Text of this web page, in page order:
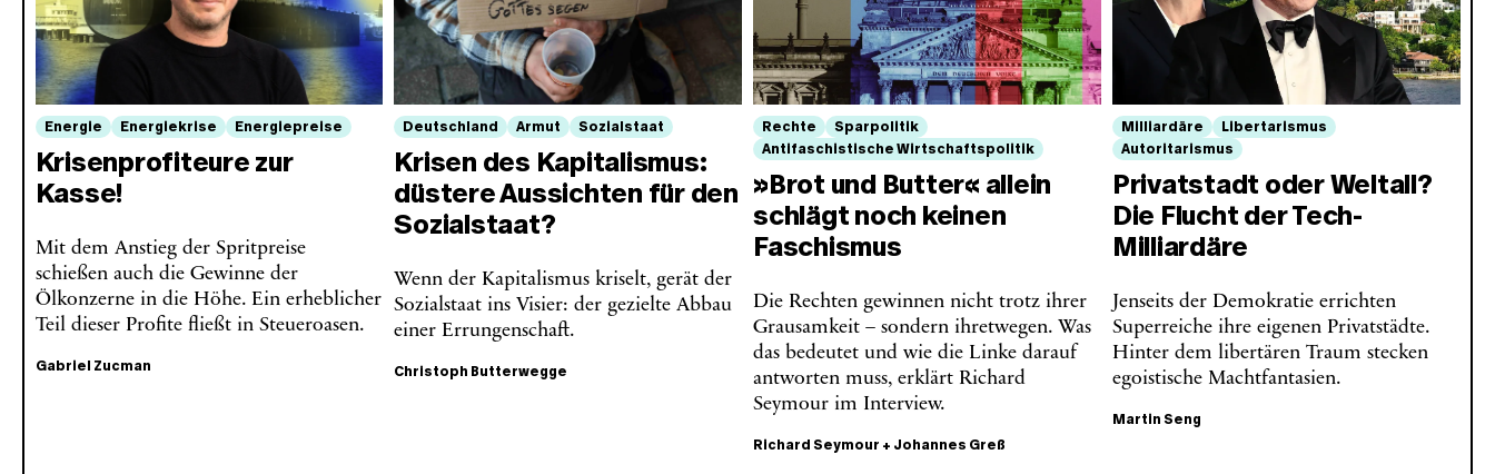
Energie Energiekrise Energiepreise
Krisenprofiteure zur
Kasse!
Mit dem Anstieg der Spritpreise
schießen auch die Gewinne der
Ölkonzerne in die Höhe. Ein erheblicher
Teil dieser Profite fließt in Steueroasen.
Gabriel Zucman
Deutschland Armut Sozialstaat
Krisen des Kapitalismus:
düstere Aussichten für den
Sozialstaat?
Wenn der Kapitalismus kriselt, gerät der
Sozialstaat ins Visier: der gezielte Abbau
einer Errungenschaft.
Christoph Butterwegge
Rechte
Sparpolitik
Antifaschistische Wirtschaftspolitik
»Brot und Butter« allein
schlägt noch keinen
Faschismus
Die Rechten gewinnen nicht trotz ihrer
Grausamkeit – sondern ihretwegen. Was
das bedeutet und wie die Linke darauf
antworten muss, erklärt Richard
Seymour im Interview.
Richard Seymour + Johannes Greß
Milliardäre
Libertarismus
Autoritarismus
Privatstadt oder Weltall?
Die Flucht der Tech-
Milliardäre
Jenseits der Demokratie errichten
Superreiche ihre eigenen Privatstädte.
Hinter dem libertären Traum stecken
egoistische Machtfantasien.
Martin Seng